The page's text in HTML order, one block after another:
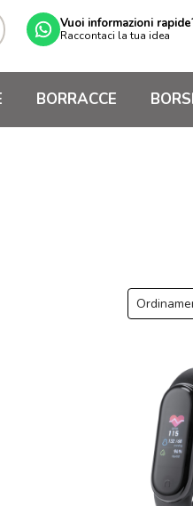
Vuoi informazioni
Raccontaci la tua idea
BORRACCE